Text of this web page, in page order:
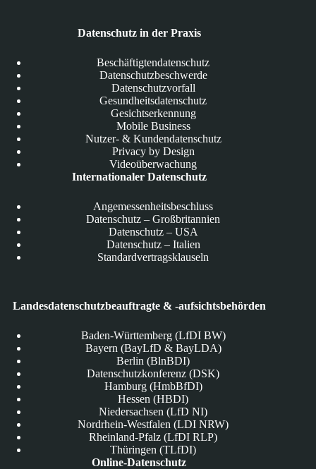
Datenschutz in der Praxis
Beschäftigtendatenschutz
Datenschutzbeschwerde
Datenschutzvorfall
Gesundheitsdatenschutz
Gesichtserkennung
Mobile Business
Nutzer- & Kundendatenschutz
Privacy by Design
Videoüberwachung
Internationaler Datenschutz
Angemessenheitsbeschluss
Datenschutz – Großbritannien
Datenschutz – USA
Datenschutz – Italien
Standardvertragsklauseln
Landesdatenschutzbeauftragte & -aufsichtsbehörden
Baden-Württemberg (LfDI BW)
Bayern (BayLfD & BayLDA)
Berlin (BlnBDI)
Datenschutzkonferenz (DSK)
Hamburg (HmbBfDI)
Hessen (HBDI)
Niedersachsen (LfD NI)
Nordrhein-Westfalen (LDI NRW)
Rheinland-Pfalz (LfDI RLP)
Thüringen (TLfDI)
Online-Datenschutz